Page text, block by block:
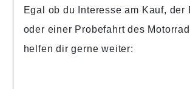
Egal ob du Interesse am Kauf, der
oder einer Probefahrt des
helfen dir gerne weiter: